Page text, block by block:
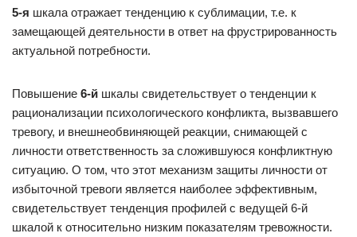
5-я шкала отражает тенденцию к сублимации, т.е. к
замещающей деятельности в ответ на фрустрированность
актуальной потребности.
Повышение 6-й шкалы свидетельствует о тенденции к
рационализации психологического конфликта, вызвавшего
тревогу, и внешнеобвиняющей реакции, снимающей с
личности ответственность за сложившуюся конфликтную
ситуацию. О том, что этот механизм защиты личности от
избыточной тревоги является наиболее эффективным,
свидетельствует тенденция профилей с ведущей 6-й
шкалой к относительно низким показателям тревожности.